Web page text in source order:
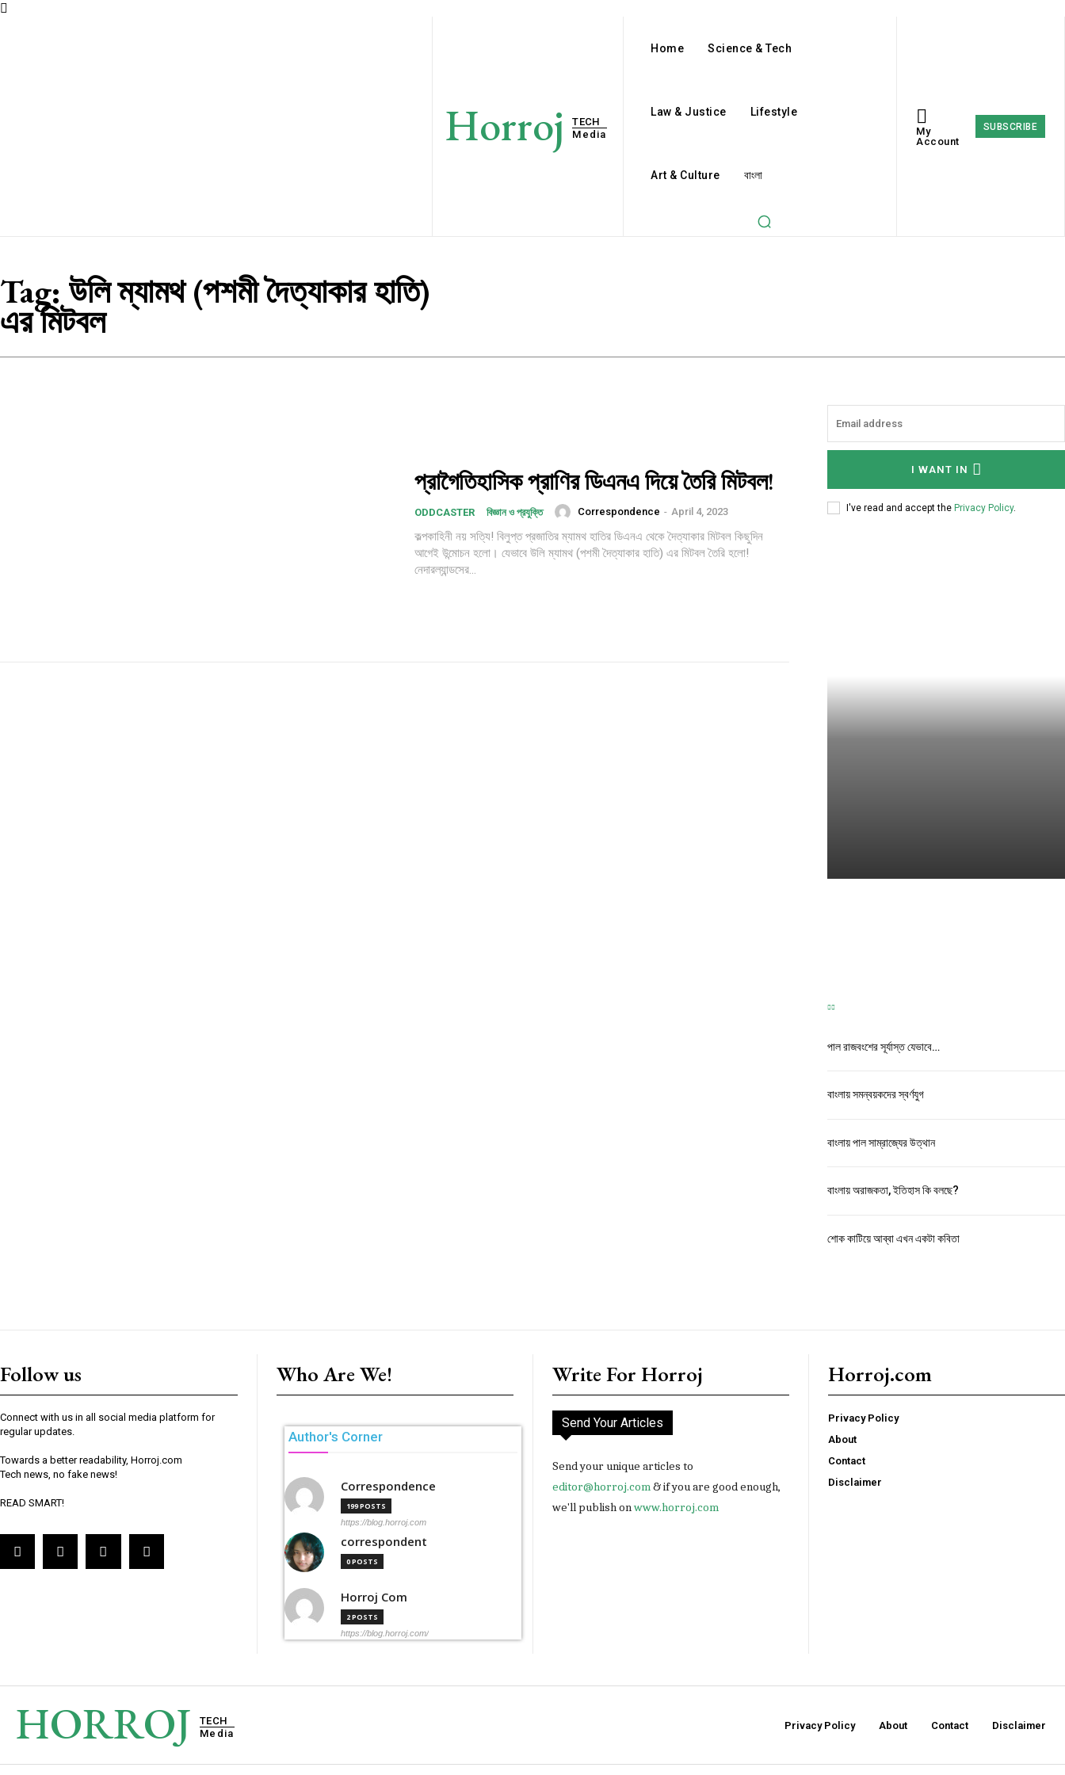
Horroj
TECH
Media
Home Science & Tech
Law & Justice Lifestyle
Art & Culture বাংলা
My
Account
SUBSCRIBE
Tag: উলি ম্যামথ (পশমী দৈত্যাকার হাতি)
এর মিটবল
প্রাগৈতিহাসিক প্রাণির ডিএনএ দিয়ে তৈরি মিটবল!
ODDCASTER বিজ্ঞান ও প্রযুক্তি Correspondence - April 4, 2023
কল্পকাহিনী নয় সত্যি! বিলুপ্ত প্রজাতির ম্যামথ হাতির ডিএনএ থেকে দৈত্যাকার মিটবল কিছুদিন
আগেই উন্মোচন হলো। যেভাবে উলি ম্যামথ (পশমী দৈত্যাকার হাতি) এর মিটবল তৈরি হলো!
নেদারল্যান্ডসের...
I WANT IN
I've read and accept the Privacy Policy.
পাল রাজবংশের সূর্যাস্ত যেভাবে…
বাংলায় সমন্বয়কদের স্বর্ণযুগ
বাংলায় পাল সাম্রাজ্যের উত্থান
বাংলায় অরাজকতা, ইতিহাস কি বলছে?
শোক কাটিয়ে আব্বা এখন একটা কবিতা
Follow us
Connect with us in all social media platform for
regular updates.
Towards a better readability, Horroj.com
Tech news, no fake news!
READ SMART!
Who Are We!
Author's Corner
Correspondence
199 POSTS
https://blog.horroj.com
correspondent
0 POSTS
Horroj Com
2 POSTS
https://blog.horroj.com/
Write For Horroj
Send Your Articles
Send your unique articles to
editor@horroj.com& if you are good enough,
we'll publish onwww.horroj.com
Horroj.com
Privacy Policy
About
Contact
Disclaimer
HORROJ
TECH
Media
Privacy Policy About Contact Disclaimer